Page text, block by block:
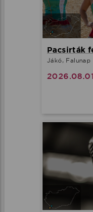
Pacsirták
Jákó, Falunap